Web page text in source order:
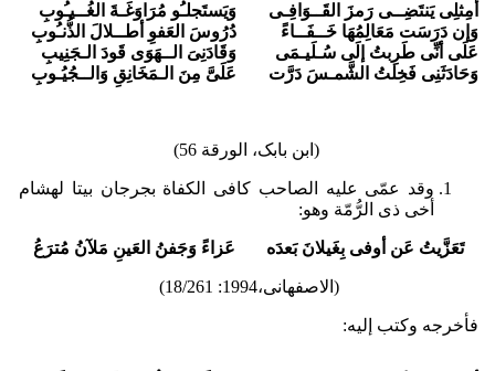
أمِثلِی یَنتَضِــی رَمزَ القَــوَافِـی
وَإن دَرَسَت مَعَالِمُهَا خَــفَــاءً
عَلَى أنِّی طَرِبتُ إلَى سُـلَیـمَى
وَحَادَثَنِی فَخِلتُ الشَّمـسَ دَرَّت
وَیَستَجلـُو مُرَاوَغَـةَ الغُــیـُوبِ
دُرُوسَ العَفوِ أطــلالَ الذُّنـُوبِ
وَقَادَنِیَ الــهَوَى قَودَ الـجَنِیبِ
عَلَیَّ مِنَ الـمَخَانِقِ وَالــجُیُـوبِ
(ابن بابک، الورقة 56)
وقد عمّى علیه الصاحب کافی الکفاة بجرجان بیتا لهشام
أخی ذی الرُّمّة وهو:
تَعَزَّیتُ عَن أوفى بِغَیلانَ بَعدَه عَزاءً وَجَفنُ العَینِ مَلآنُ مُترَعُ
(الاصفهانی،1994: 18/261)
فأخرجه وکتب إلیه: